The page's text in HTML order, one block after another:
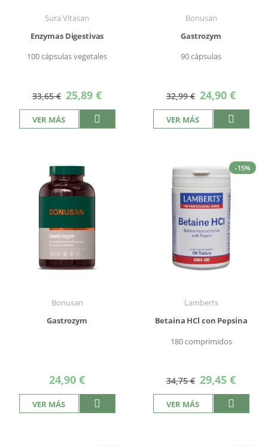
Sura Vitasan
Enzymas Digestivas
100 cápsulas vegetales
33,65 € Precio
especial
25,89 €
VER MÁS
Bonusan
Gastrozym
90 cápsulas
32,99 € Precio
especial
24,90 €
VER MÁS
Bonusan
Gastrozym
24,90 €
VER MÁS
-15%
Lamberts
Betaina HCl con Pepsina
180 comprimidos
34,75 € Precio
especial
29,45 €
VER MÁS